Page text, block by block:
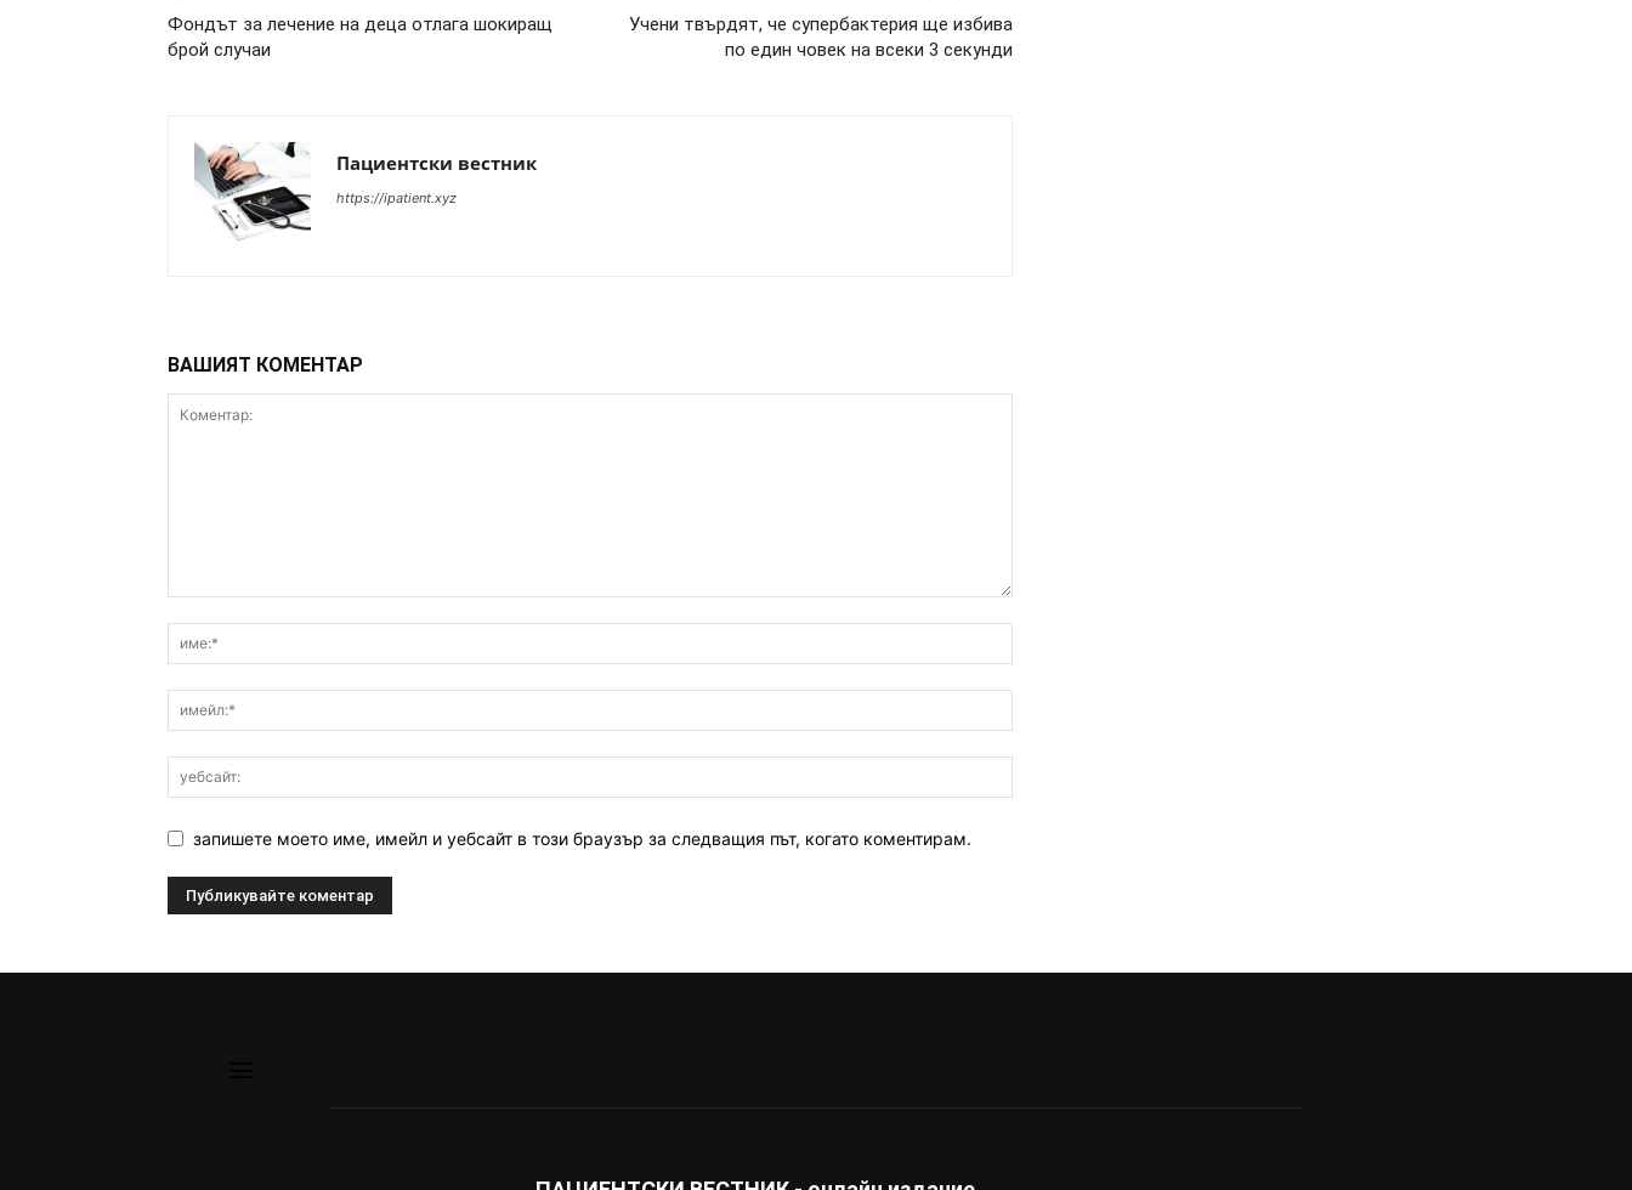
Фондът за лечение на деца отлага шокиращ
брой случаи
Учени твърдят, че супербактерия ще избива
по един човек на всеки 3 секунди
Пациентски вестник
https://ipatient.xyz
ВАШИЯТ КОМЕНТАР
запишете моето име, имейл и уебсайт в този браузър за следващия път, когато коментирам.